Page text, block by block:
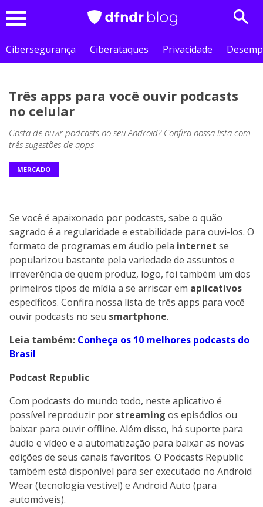
Cibersegurança
Ciberataques Privacidade
Três apps para você ouvir podcasts
no celular
Gosta de ouvir podcasts no seu Android? Confira nossa lista com
três sugestões de apps
MERCADO
Se você é apaixonado por podcasts, sabe o quão
sagrado é a regularidade e estabilidade para ouvi-los. O
formato de programas em áudio pela internet se
popularizou bastante pela variedade de assuntos e
irreverência de quem produz, logo, foi também um dos
primeiros tipos de mídia a se arriscar em aplicativos
específicos. Confira nossa lista de três apps para você
ouvir podcasts no seu smartphone.
Leia também: Conheça os 10 melhores podcasts do
Brasil
Podcast Republic
Com podcasts do mundo todo, neste aplicativo é
possível reproduzir por streaming os episódios ou
baixar para ouvir offline. Além disso, há suporte para
áudio e vídeo e a automatização para baixar as novas
edições de seus canais favoritos. O Podcasts Republic
também está disponível para ser executado no Android
Wear (tecnologia vestível) e Android Auto (para
automóveis).